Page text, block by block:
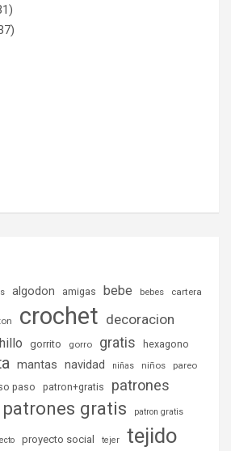
algodon amigas bebe bebes cartera
crochet decoracion
gorrito gorro gratis hexagono
mantas navidad niñas niños pareo
paso patron+gratis
patrones
patrones gratis patron gratis
proyecto social tejer tejido